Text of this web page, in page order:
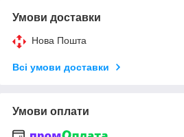
Умови доставки
Нова Пошта
Всі умови доставки
Умови оплати